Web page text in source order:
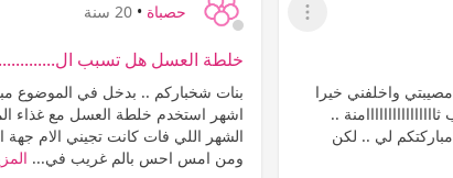
عرض القائمة
واخلفني خيرا
..
لي .. لكن
حصباة • 20 سنة
خلطة العسل هل تسبب
بنات شخباركم .. بدخل في الموضوع
اشهر استخدم خلطة العسل مع غذاء
الشهر اللي فات كانت تجيني الام
ومن امس احس بالم غريب في...